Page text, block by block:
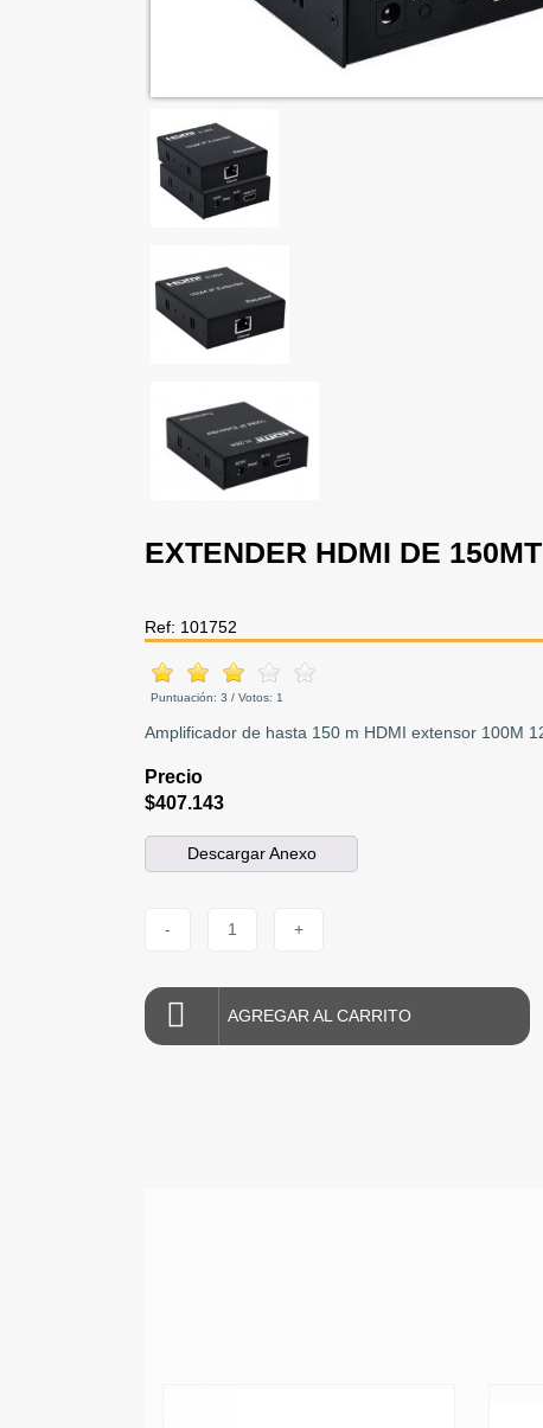
EXTENDER HDMI DE
Ref: 101752
Puntuación: 3 / Votos: 1
Amplificador de hasta 150 m HDMI extensor 100M
Precio
$407.143
Descargar Anexo
- 1 +
AGREGAR AL CARRITO